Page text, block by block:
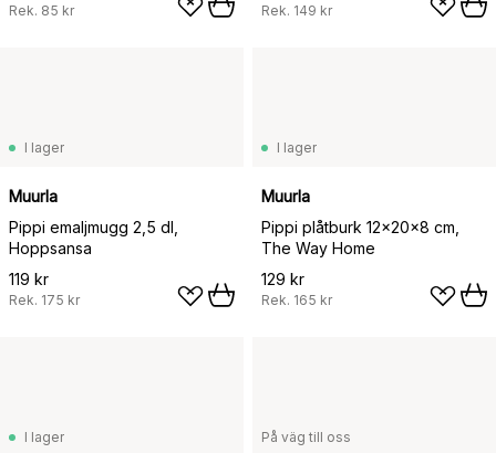
Rek. 85 kr Rek. 149 kr
I lager
Muurla
Pippi emaljmugg 2,5 dl,
Hoppsansa
119 kr
Rek. 175 kr
I lager
Muurla
Pippi plåtburk 12x20x8 cm,
The Way Home
129 kr
Rek. 165 kr
I lager På väg till oss